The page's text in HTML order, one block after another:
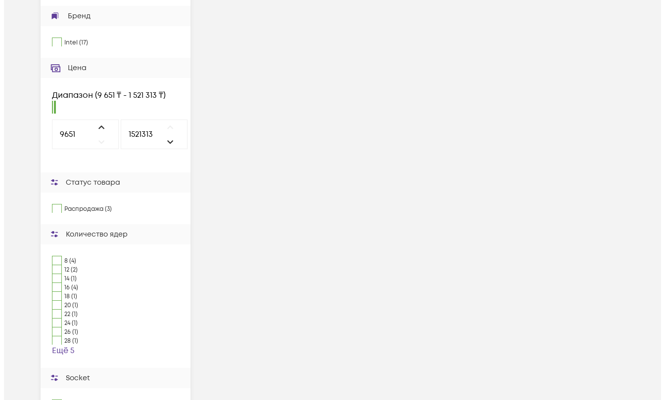
Бренд
Intel (17)
Цена
Диапазон (9 651 ₸ - 1 521 313 ₸)
Статус товара
Распродажа (3)
Количество ядер
8 (4)
12 (2)
14 (1)
16 (4)
18 (1)
20 (1)
22 (1)
24 (1)
26 (1)
28 (1)
Ещё 5
Socket